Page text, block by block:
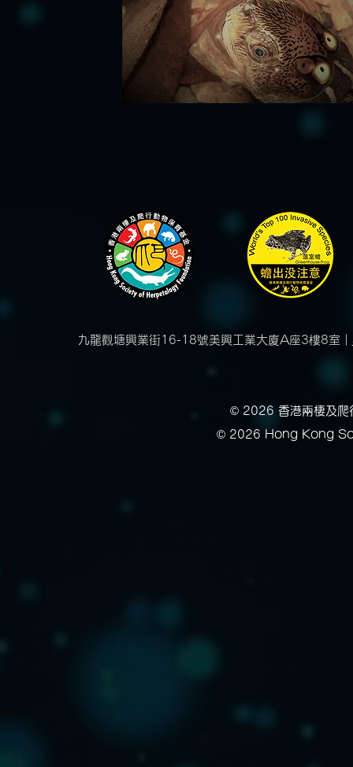
九龍觀塘興業街16-18號美興工業大廈A座3樓8室 |
© 2026 香港兩棲及爬
© 2026 Hong Kong